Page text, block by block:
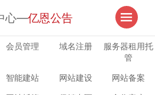
心—亿恩公告
会员管理 域名注册
服务器租用托
管
智能建站 网站建设
网站备案